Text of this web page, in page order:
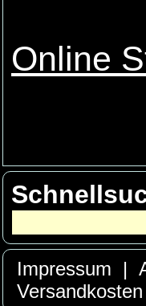
Online
Impressum |
Versandkosten